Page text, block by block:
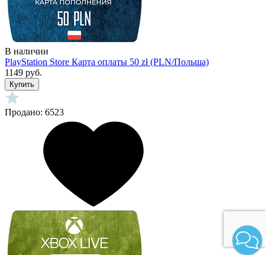
В наличии
PlayStation Store Карта оплаты 50 zł (PLN/Польша)
1149 руб.
Купить
Продано: 6523